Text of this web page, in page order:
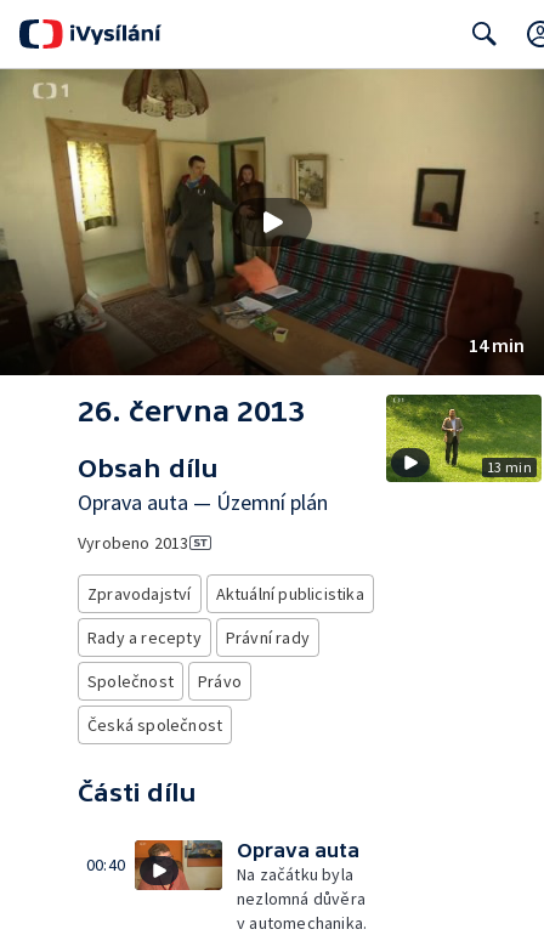
14 min
26. června 2013
Obsah dílu
Oprava auta — Územní plán
Vyrobeno 2013
Zpravodajství
Aktuální publicistika
Rady a recepty
Právní rady
Společnost
Právo
Česká společnost
Části dílu
00:40
Oprava auta
Na začátku byla
nezlomná důvěra
v automechanika.
13 min